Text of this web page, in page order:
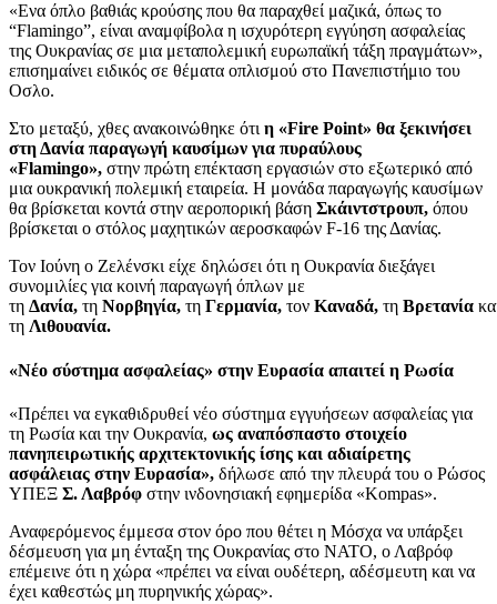
«Ενα όπλο βαθιάς κρούσης που θα παραχθεί μαζικά, όπως το
“Flamingo”, είναι αναμφίβολα η ισχυρότερη εγγύηση ασφαλείας
της Ουκρανίας σε μια μεταπολεμική ευρωπαϊκή τάξη πραγμάτων»,
επισημαίνει ειδικός σε θέματα οπλισμού στο Πανεπιστήμιο του
Οσλο.
Στο μεταξύ, χθες ανακοινώθηκε ότιη «Fire Point» θα ξεκινήσει
στη Δανία παραγωγή καυσίμων για πυραύλους
«Flamingo», στην πρώτη επέκταση εργασιών στο εξωτερικό από
μια ουκρανική πολεμική εταιρεία. Η μονάδα παραγωγής καυσίμων
θα βρίσκεται κοντά στην αεροπορική βάση Σκάιντστρουπ, όπου
βρίσκεται ο στόλος μαχητικών αεροσκαφών F-16 της Δανίας.
Τον Ιούνη ο Ζελένσκι είχε δηλώσει ότι η Ουκρανία διεξάγει
συνομιλίες για κοινή παραγωγή όπλων με
τη Δανία, τη Νορβηγία, τη Γερμανία, τον Καναδά, τη Βρετανία
τη Λιθουανία.
«Νέο σύστημα ασφαλείας» στην Ευρασία απαιτεί η Ρωσία
«Πρέπει να εγκαθιδρυθεί νέο σύστημα εγγυήσεων ασφαλείας για
τη Ρωσία και την Ουκρανία, ως αναπόσπαστο στοιχείο
πανηπειρωτικής αρχιτεκτονικής ίσης και αδιαίρετης
ασφάλειας στην Ευρασία», δήλωσε από την πλευρά του ο Ρώσος
ΥΠΕΞ Σ. Λαβρόφ στην ινδονησιακή εφημερίδα «Kompas».
Αναφερόμενος έμμεσα στον όρο που θέτει η Μόσχα να υπάρξει
δέσμευση για μη ένταξη της Ουκρανίας στο NATO, ο Λαβρόφ
επέμεινε ότι η χώρα «πρέπει να είναι ουδέτερη, αδέσμευτη και να
έχει καθεστώς μη πυρηνικής χώρας».